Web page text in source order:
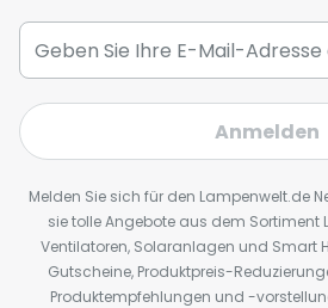
Anmelden
Melden Sie sich für den Lampenwelt.de
sie tolle Angebote aus dem Sortiment
Ventilatoren, Solaranlagen und Smart
Gutscheine, Produktpreis-
Produktempfehlungen und -